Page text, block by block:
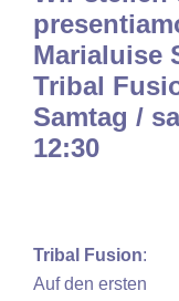
Marialuise
Tribal
Samtag /
12:30
Tribal Fusion:
Auf den ersten